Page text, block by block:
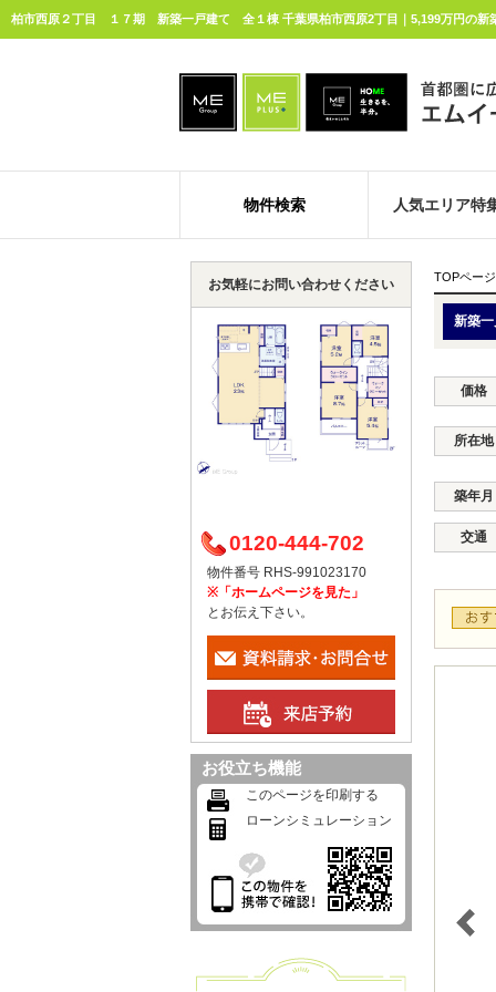
物件検索 人気エリア特
TOPページ
新築
価格
所在地
築年月
交通
お気軽にお問い合わせください
0120-444-702
物件番号 RHS-991023170
※「ホームページを見た」
とお伝え下さい。
お役立ち機能
このページを印刷する
ローンシミュレーション